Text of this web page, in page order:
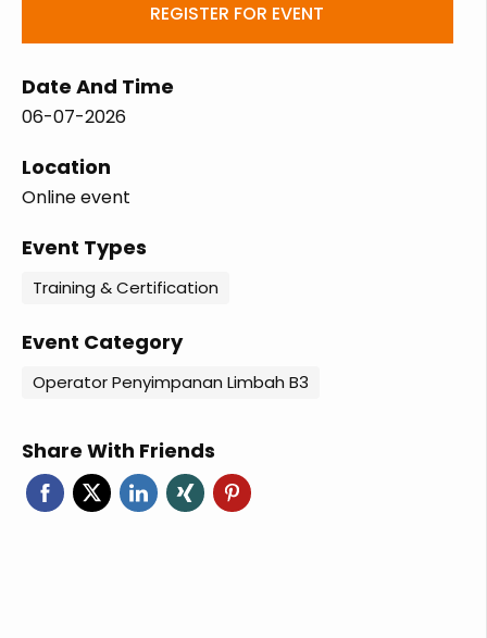
REGISTER FOR EVENT
Date And Time
06-07-2026
Location
Online event
Event Types
Training & Certification
Event Category
Operator Penyimpanan Limbah B3
Share With Friends